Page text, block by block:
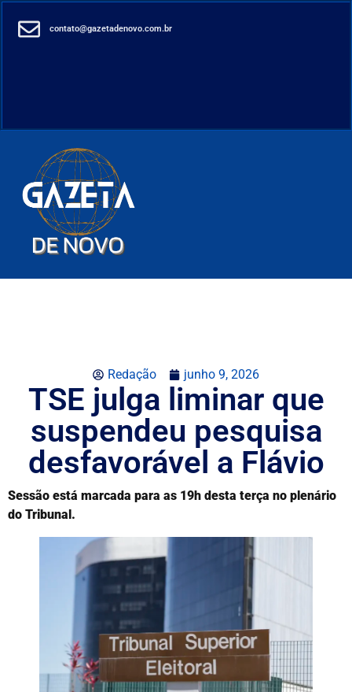
contato@gazetadenovo.com.br
Redação junho 9, 2026
TSE julga liminar que
suspendeu pesquisa
desfavorável a Flávio
Sessão está marcada para as 19h desta terça no plenário
do Tribunal.